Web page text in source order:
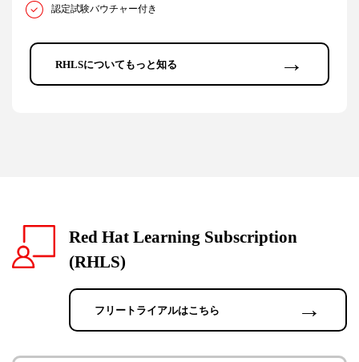
認定試験バウチャー付き
RHLSについてもっと知る →
Red Hat Learning Subscription
(RHLS)
フリートライアルはこちら →